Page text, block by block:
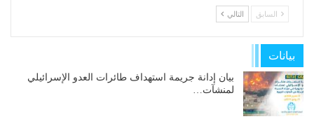
السابق التالي
بيانات
بيان إدانة جريمة استهداف طائرات العدو الإسرائيلي
لمنشآت…